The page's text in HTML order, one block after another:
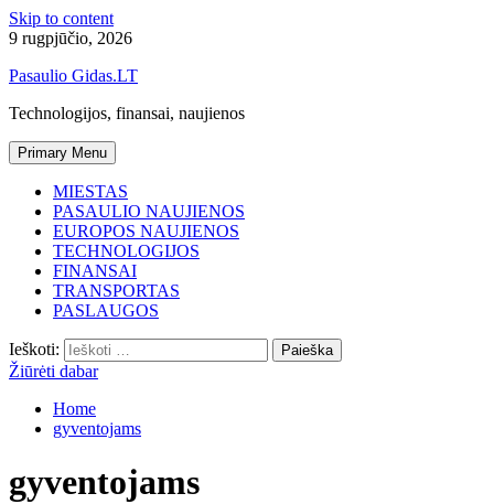
Skip to content
9 rugpjūčio, 2026
Pasaulio Gidas.LT
Technologijos, finansai, naujienos
Primary Menu
MIESTAS
PASAULIO NAUJIENOS
EUROPOS NAUJIENOS
TECHNOLOGIJOS
FINANSAI
TRANSPORTAS
PASLAUGOS
Ieškoti:
Žiūrėti dabar
Home
gyventojams
gyventojams